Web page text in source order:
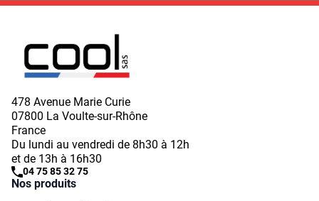
478 Avenue Marie Curie
07800 La Voulte-sur-Rhône
France
Du lundi au vendredi de 8h30 à 12h
et de 13h à 16h30
04 75 85 32 75
Nos produits